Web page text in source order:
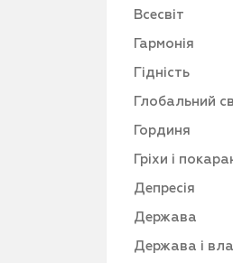
Всесвіт
Гармонія
Гідність
Глобальний
Гординя
Гріхи і
Депресія
Держава
Держава і